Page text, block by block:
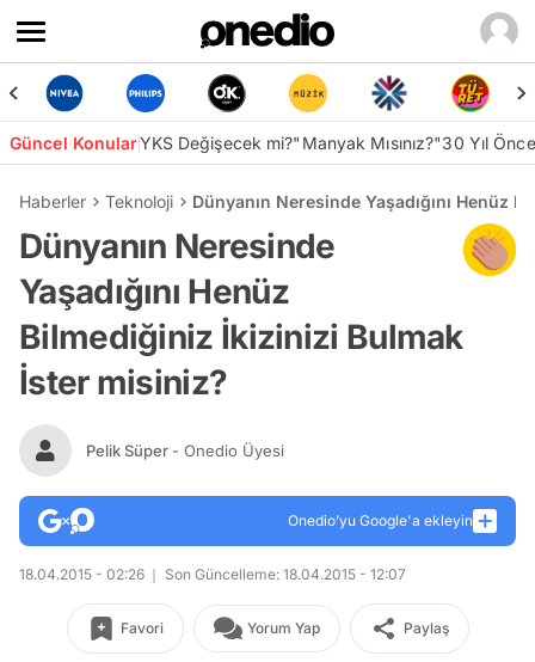
Güncel KonularYKS Değişecek mi?"Manyak Mısınız?"30 Yıl
Haberler Teknoloji Dünyanın Neresinde Yaşadığını
Dünyanın Neresinde
Yaşadığını Henüz
Bilmediğiniz İkizinizi Bulmak
İster misiniz?
Pelik Süper - Onedio Üyesi
Onedio’yu Google'a ekleyin
18.04.2015 - 02:26 Son Güncelleme: 18.04.2015 - 12:07
Favori Yorum Yap Paylaş